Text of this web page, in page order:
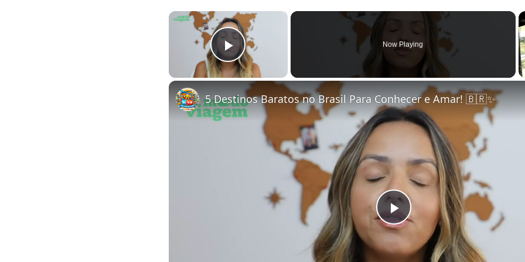
×
Play Video
Now Playing
Play Video
5 Destinos Baratos no Brasil Para Conhecer e Amar! 🇧🇷✨